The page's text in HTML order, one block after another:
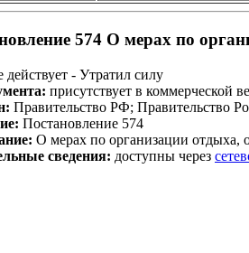
574 О мерах по
действует - Утратил силу
присутствует в коммерческой
Правительство РФ; Правительство
Постановление 574
О мерах по организации отдыха,
сведения: доступны через